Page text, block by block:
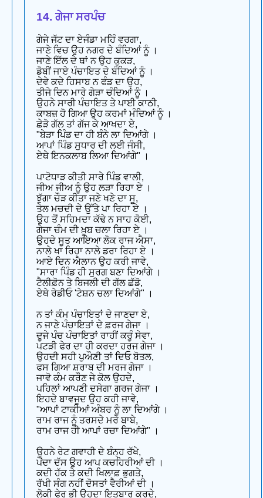
14. ਗੇਜਾ ਸਰਪੰਚ
ਗੇਜੇ ਜੱਟ ਦਾ ਏਜੰਡਾ ਮਹਿੰ ਵਰਗਾ,
ਜਾਣੇ ਵਿਚ ਉਹ ਨਗਰ ਦੇ ਬੰਦਿਆਂ ਨੂੰ ।
ਜਾਣੇ ਇੱਲ ਦੇ ਥਾਂ ਨ ਉਹ ਕੁਕੜ,
ਡੋਬੀਂ ਜਾਏ ਪੰਚਾਇਤ ਦੇ ਬੰਦਿਆਂ ਨੂੰ ।
ਦੇਵੇ ਕਦੇ ਹਿਸਾਬ ਨ ਫੰਡ ਦਾ ਉਹ,
ਤੀਜੇ ਦਿਨ ਮਾਰੇ ਗੇੜਾ ਚੰਦਿਆਂ ਨੂੰ ।
ਉਹਨੇ ਸਾਰੀ ਪੰਚਾਇਤ ਤੇ ਪਾਈ ਕਾਠੀ,
ਕਾਬਜ਼ ਹੋ ਗਿਆ ਉਹ ਕਰਮਾਂ ਮੰਦਿਆਂ ਨੂੰ ।
ਛੇੜੋ ਗੱਲ ਤਾਂ ਗੱਜ ਕੇ ਆਖਦਾ ਏ,
"ਬੇੜਾ ਪਿੰਡ ਦਾ ਹੀ ਬੰਨੇ ਲਾ ਦਿਆਂਗੇ ।
ਆਪਾਂ ਪਿੰਡ ਸੁਧਾਰ ਦੀ ਲਈ ਜੰਸੀ,
ਏਥੇ ਇਨਕਲਾਬ ਲਿਆ ਦਿਆਂਗੇ" ।
ਪਾਟੋਧਾੜ ਕੀਤੀ ਸਾਰੇ ਪਿੰਡ ਵਾਲੀ,
ਜੀਅ ਜੀਅ ਨੂੰ ਉਹ ਲੜਾ ਰਿਹਾ ਏ ।
ਝੁੱਗਾ ਚੌੜ ਕੀਤਾ ਜਣੇ ਖਣੇ ਦਾ ਸੂ,
ਤੇਲ ਮਚਦੀ ਦੇ ਉੱਤੇ ਪਾ ਰਿਹਾ ਏ ।
ਉਹ ਤੋਂ ਸਹਿਮਦਾ ਕੱਢੇ ਨ ਸਾਹ ਕੋਈ,
ਗੇਜਾ ਚੰਮ ਦੀ ਖ਼ੂਬ ਚਲਾ ਰਿਹਾ ਏ ।
ਉਹਦੇ ਸੂਤ ਆਇਆ ਲੋਕ ਰਾਜ ਐਸਾ,
ਨਾਲੇ ਖਾ ਰਿਹਾ ਨਾਲੇ ਡਰਾ ਰਿਹਾ ਏ ।
ਆਏ ਦਿਨ ਐਲਾਨ ਉਹ ਕਰੀ ਜਾਵੇ,
"ਸਾਰਾ ਪਿੰਡ ਹੀ ਸੁਰਗ ਬਣਾ ਦਿਆਂਗੇ ।
ਟੈਲੀਫ਼ੋਨ ਤੇ ਬਿਜਲੀ ਦੀ ਗੱਲ ਛੱਡੋ,
ਏਥੇ ਰੇਡੀਓ 'ਟੇਸ਼ਨ ਚਲਾ ਦਿਆਂਗੇ" ।
ਨ ਤਾਂ ਕੰਮ ਪੰਚਾਇਤਾਂ ਦੇ ਜਾਣਦਾ ਏ,
ਨ ਜਾਣੇ ਪੰਚਾਇਤਾਂ ਦੇ ਫ਼ਰਜ ਗੇਜਾ ।
ਦੂਜੇ ਪੰਚ ਪੰਚਾਇਤਾਂ ਰਾਹੀਂ ਕਰੂੰ ਸੇਵਾ,
ਪਟੜੀ ਫੇਰ ਦਾ ਹੀ ਕਰਦਾ ਹਰਜ ਗੇਜਾ ।
ਉਹਦੀ ਸਹੀ ਪੁਔਣੀ ਤਾਂ ਦਿਓ ਬੋਤਲ,
ਫਸ ਗਿਆ ਸ਼ਰਾਬ ਦੀ ਮਰਜ ਗੇਜਾ ।
ਜਾਵੋ ਕੰਮ ਕਰੌਣ ਜੇ ਕੋਲ ਉਹਦੇ,
ਪਹਿਲਾਂ ਆਪਣੀ ਦਸੇਗਾ ਗਰਜ ਗੇਜਾ ।
ਇਹਦੇ ਬਾਵਜੂਦ ਉਹ ਕਹੀ ਜਾਵੇ,
"ਆਪਾਂ ਟਾਕੀਆਂ ਅੰਬਰ ਨੂੰ ਲਾ ਦਿਆਂਗੇ ।
ਰਾਮ ਰਾਜ ਨੂੰ ਤਰਸਦੇ ਮਰੇ ਬਾਬੇ,
ਰਾਮ ਰਾਜ ਹੀ ਆਪਾਂ ਰਚਾ ਦਿਆਂਗੇ" ।
ਉਹਨੇ ਰੇਟ ਗਵਾਹੀ ਦੇ ਬੰਨ੍ਹ ਰੱਖੇ,
ਪੌਂਦਾ ਦੱਸ ਉਹ ਆਪ ਕਚਹਿਰੀਆਂ ਦੀ ।
ਕਦੀ ਹੱਕ ਤੇ ਕਦੀ ਖਿਲਾਫ਼ ਭੁਗਤੇ,
ਰੱਖੀ ਸੰਗ ਨਹੀਂ ਦੋਸਤਾਂ ਵੈਰੀਆਂ ਦੀ ।
ਲੋਕੀ ਫੇਰ ਭੀ ਉਹਦਾ ਇਤਬਾਰ ਕਰਦੇ,